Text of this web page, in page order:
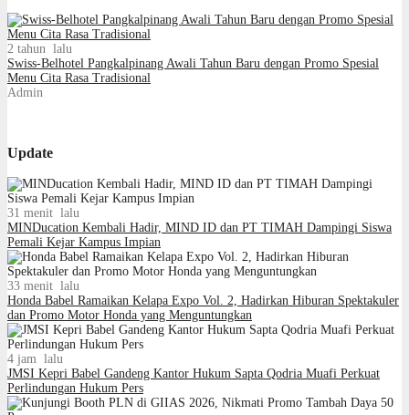
2 tahun lalu
Swiss-Belhotel Pangkalpinang Awali Tahun Baru dengan Promo Spesial
Menu Cita Rasa Tradisional
Admin
Update
31 menit lalu
MINDucation Kembali Hadir, MIND ID dan PT TIMAH Dampingi Siswa
Pemali Kejar Kampus Impian
33 menit lalu
Honda Babel Ramaikan Kelapa Expo Vol. 2, Hadirkan Hiburan Spektakuler
dan Promo Motor Honda yang Menguntungkan
4 jam lalu
JMSI Kepri Babel Gandeng Kantor Hukum Sapta Qodria Muafi Perkuat
Perlindungan Hukum Pers